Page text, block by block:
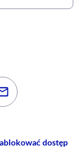
Twitterze
na
Udostępnij
dostęp